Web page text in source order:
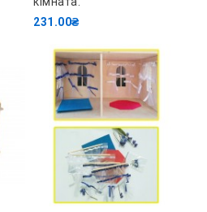
231.00₴